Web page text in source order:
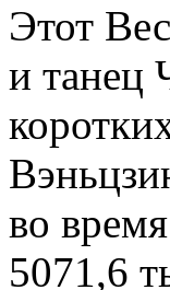
Этот
и танец
во
5071,6